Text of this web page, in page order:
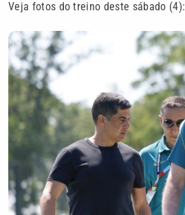
Veja fotos do treino deste sábado (4):